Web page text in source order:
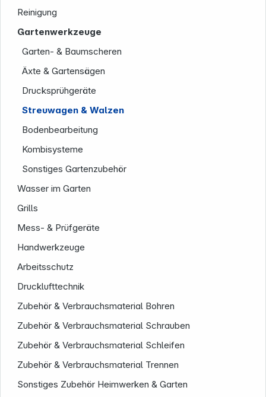
Reinigung
Gartenwerkzeuge
Garten- & Baumscheren
Äxte & Gartensägen
Drucksprühgeräte
Streuwagen & Walzen
Bodenbearbeitung
Kombisysteme
Sonstiges Gartenzubehör
Wasser im Garten
Grills
Mess- & Prüfgeräte
Handwerkzeuge
Arbeitsschutz
Drucklufttechnik
Zubehör & Verbrauchsmaterial Bohren
Zubehör & Verbrauchsmaterial Schrauben
Zubehör & Verbrauchsmaterial Schleifen
Zubehör & Verbrauchsmaterial Trennen
Sonstiges Zubehör Heimwerken & Garten
Rechtliches